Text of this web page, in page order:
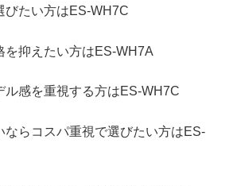
びたい方はES-WH7C
を抑えたい方はES-WH7A
ル感を重視する方はES-WH7C
ならコスパ重視で選びたい方はES-